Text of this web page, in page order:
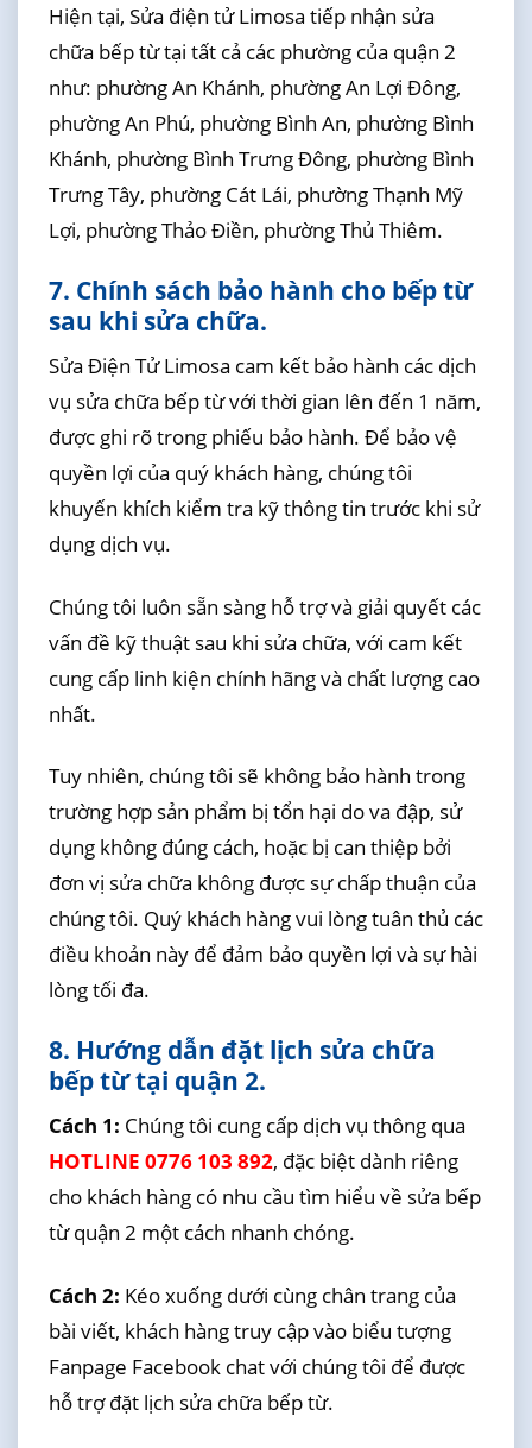
Hiện tại, Sửa điện tử Limosa tiếp nhận sửa
chữa bếp từ tại tất cả các phường của quận 2
như: phường An Khánh, phường An Lợi Đông,
phường An Phú, phường Bình An, phường Bình
Khánh, phường Bình Trưng Đông, phường Bình
Trưng Tây, phường Cát Lái, phường Thạnh Mỹ
Lợi, phường Thảo Điền, phường Thủ Thiêm.
7. Chính sách bảo hành cho bếp từ
sau khi sửa chữa.
Sửa Điện Tử Limosa cam kết bảo hành các dịch
vụ sửa chữa bếp từ với thời gian lên đến 1 năm,
được ghi rõ trong phiếu bảo hành. Để bảo vệ
quyền lợi của quý khách hàng, chúng tôi
khuyến khích kiểm tra kỹ thông tin trước khi sử
dụng dịch vụ.
Chúng tôi luôn sẵn sàng hỗ trợ và giải quyết các
vấn đề kỹ thuật sau khi sửa chữa, với cam kết
cung cấp linh kiện chính hãng và chất lượng cao
nhất.
Tuy nhiên, chúng tôi sẽ không bảo hành trong
trường hợp sản phẩm bị tổn hại do va đập, sử
dụng không đúng cách, hoặc bị can thiệp bởi
đơn vị sửa chữa không được sự chấp thuận của
chúng tôi. Quý khách hàng vui lòng tuân thủ các
điều khoản này để đảm bảo quyền lợi và sự hài
lòng tối đa.
8. Hướng dẫn đặt lịch sửa chữa
bếp từ tại quận 2.
Cách 1: Chúng tôi cung cấp dịch vụ thông qua
HOTLINE 0776 103 892, đặc biệt dành riêng
cho khách hàng có nhu cầu tìm hiểu về sửa bếp
từ quận 2 một cách nhanh chóng.
Cách 2: Kéo xuống dưới cùng chân trang của
bài viết, khách hàng truy cập vào biểu tượng
Fanpage Facebook chat với chúng tôi để được
hỗ trợ đặt lịch sửa chữa bếp từ.